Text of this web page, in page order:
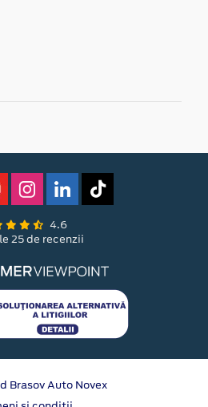
4.6
25 de recenzii
Brasov Auto Novex